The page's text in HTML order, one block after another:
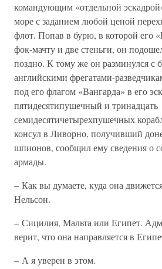
командующим «отдельной
море с заданием любой ценой
флот. Попав в бурю, в которой его
фок-мачту и две стеньги, он
поздно. К тому же он разминулся с
английскими фрегатами-
под его флагом «Вангарда» в его
пятидесятипушечный и тринадцать
семидесятичетырехпушечных
консул в Ливорно, получивший
шпионов, сообщил ему сведения о
армады.
– Как вы думаете, куда она
Нельсон.
– Сицилия, Мальта или Египет.
верит, что она направляется в
– А я уверен в этом.